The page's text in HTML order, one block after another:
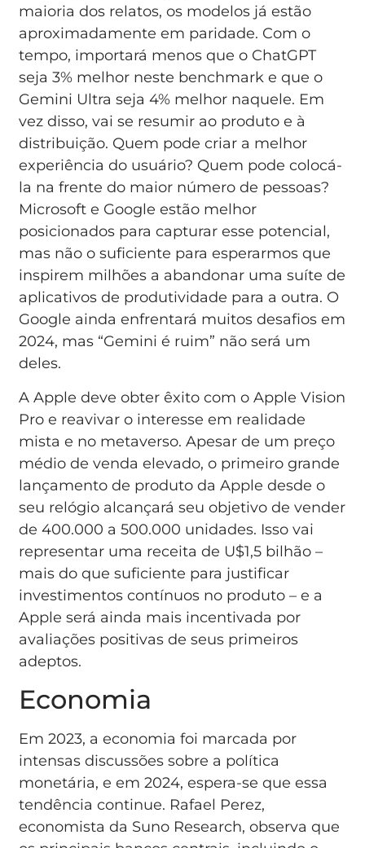
maioria dos relatos, os modelos já estão
aproximadamente em paridade. Com o
tempo, importará menos que o ChatGPT
seja 3% melhor neste benchmark e que o
Gemini Ultra seja 4% melhor naquele. Em
vez disso, vai se resumir ao produto e à
distribuição. Quem pode criar a melhor
experiência do usuário? Quem pode colocá-
la na frente do maior número de pessoas?
Microsoft e Google estão melhor
posicionados para capturar esse potencial,
mas não o suficiente para esperarmos que
inspirem milhões a abandonar uma suíte de
aplicativos de produtividade para a outra. O
Google ainda enfrentará muitos desafios em
2024, mas “Gemini é ruim” não será um
deles.
A Apple deve obter êxito com o Apple Vision
Pro e reavivar o interesse em realidade
mista e no metaverso. Apesar de um preço
médio de venda elevado, o primeiro grande
lançamento de produto da Apple desde o
seu relógio alcançará seu objetivo de vender
de 400.000 a 500.000 unidades. Isso vai
representar uma receita de U$1,5 bilhão –
mais do que suficiente para justificar
investimentos contínuos no produto – e a
Apple será ainda mais incentivada por
avaliações positivas de seus primeiros
adeptos.
Economia
Em 2023, a economia foi marcada por
intensas discussões sobre a política
monetária, e em 2024, espera-se que essa
tendência continue. Rafael Perez,
economista da Suno Research, observa que